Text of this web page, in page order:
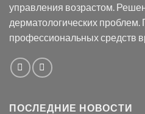
управления возрастом.
дерматологических проблем.
профессиональных средств
ПОСЛЕДНИЕ НОВОСТИ